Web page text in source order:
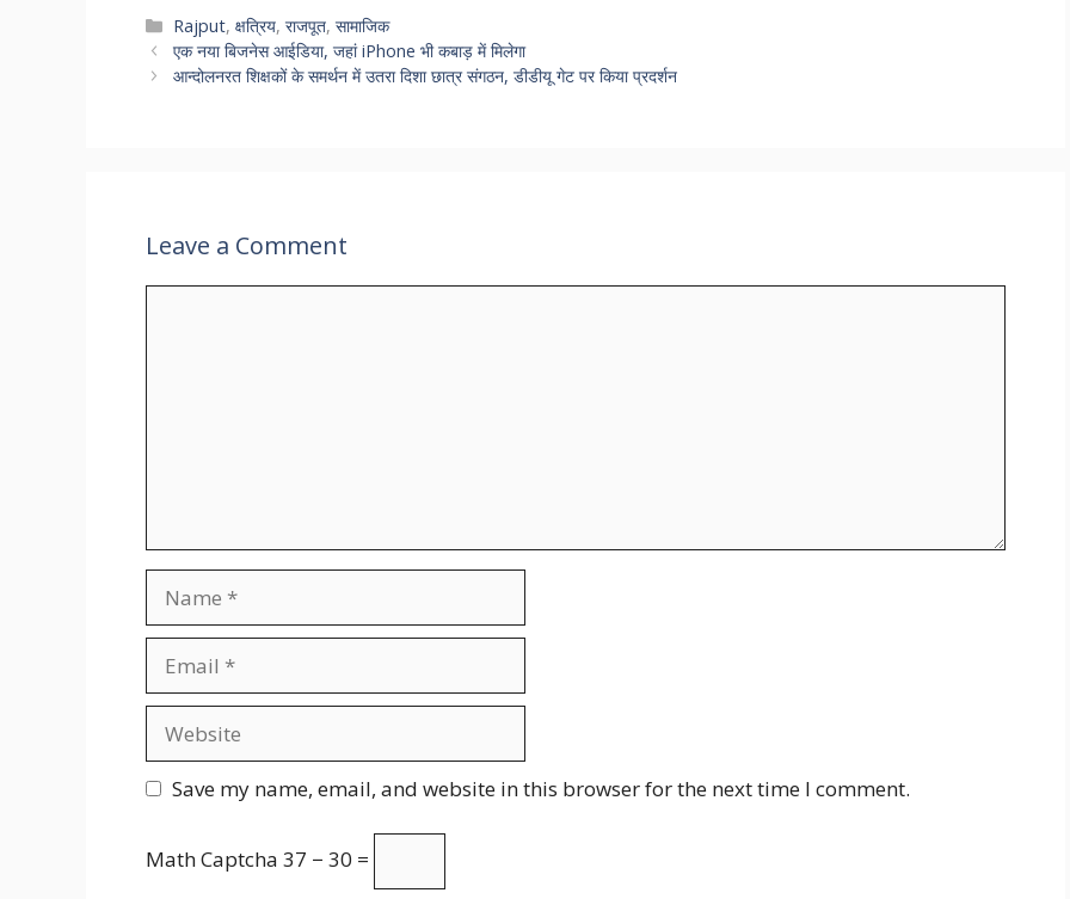
Categories
Rajput,क्षत्रिय,राजपूत,सामाजिक
एक नया बिजनेस आईडिया, जहां iPhone भी कबाड़ में मिलेगा
आन्दोलनरत शिक्षकों के समर्थन में उतरा दिशा छात्र संगठन, डीडीयू गेट पर किया प्रदर्शन
Leave a Comment
Save my name, email, and website in this browser for the next time I comment.
Math Captcha 37 − 30 =